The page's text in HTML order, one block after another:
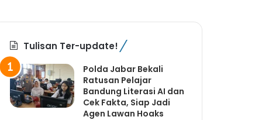
Tulisan Ter-update!
Polda Jabar Bekali
Ratusan Pelajar
Bandung Literasi AI dan
Cek Fakta, Siap Jadi
Agen Lawan Hoaks